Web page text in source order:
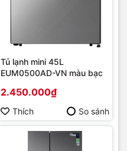
Tủ lạnh mini 45L
EUM0500AD-VN màu bạc
2.450.000₫
Thích So sánh